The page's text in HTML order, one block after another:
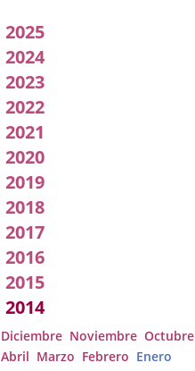
2025
2024
2023
2022
2021
2020
2019
2018
2017
2016
2015
2014
Diciembre Noviembre Octubre
Abril Marzo Febrero Enero